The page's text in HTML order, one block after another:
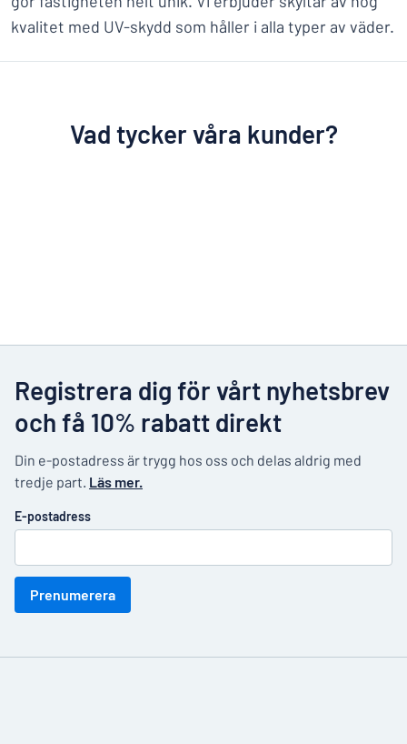
kvalitet med UV-skydd som håller i alla typer av väder.
Vad tycker våra kunder?
Registrera dig för vårt nyhetsbrev
och få 10% rabatt direkt
Din e-postadress är trygg hos oss och delas aldrig med
tredje part. Läs mer.
E-postadress
Prenumerera